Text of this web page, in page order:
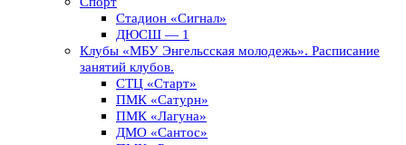
Стадион «Сигнал»
ДЮСШ — 1
Клубы «МБУ Энгельсская молодежь». Расписание
занятий клубов.
СТЦ «Старт»
ПМК «Сатурн»
ПМК «Лагуна»
ДМО «Сантос»